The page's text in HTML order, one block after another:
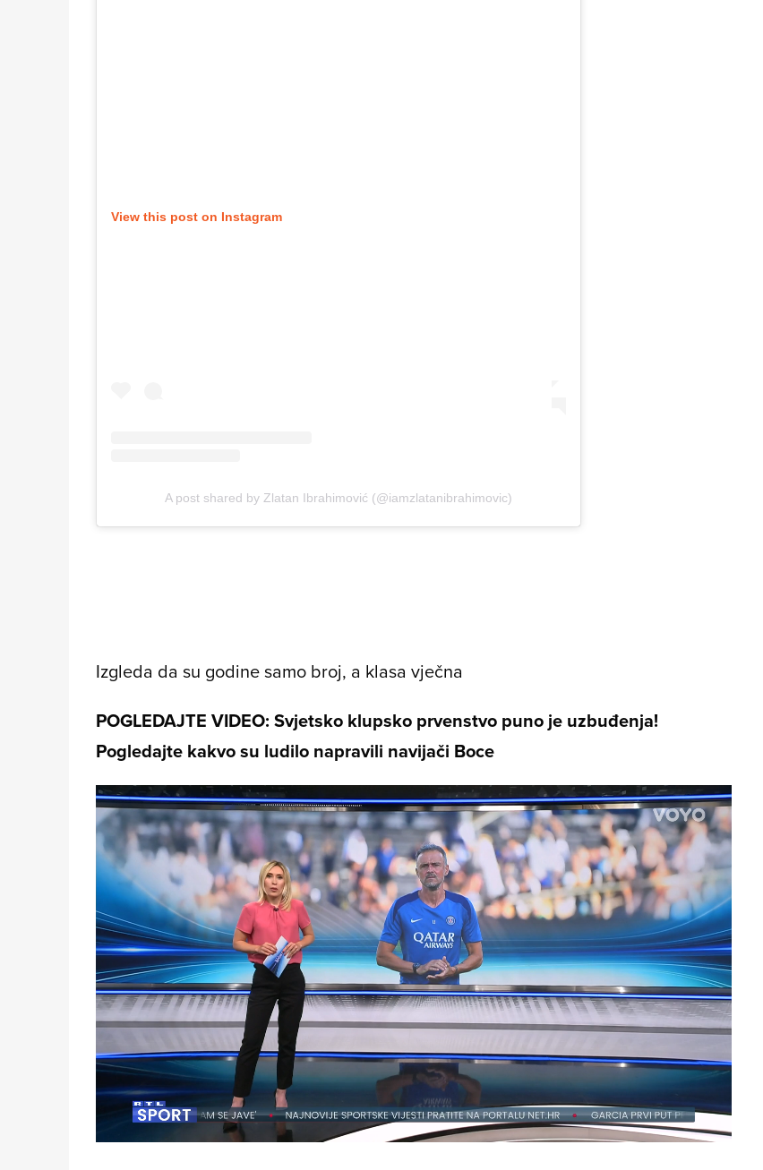
View this post on Instagram
A post shared by Zlatan Ibrahimović (@iamzlatanibrahimovic)
Izgleda da su godine samo broj, a klasa vječna
POGLEDAJTE VIDEO: Svjetsko klupsko prvenstvo puno je uzbuđenja!
Pogledajte kakvo su ludilo napravili navijači Boce
Loaded:
8.47%